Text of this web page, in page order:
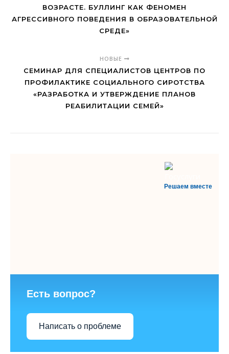
ВОЗРАСТЕ. БУЛЛИНГ КАК ФЕНОМЕН
АГРЕССИВНОГО ПОВЕДЕНИЯ В ОБРАЗОВАТЕЛЬНОЙ
СРЕДЕ»
НОВЫЕ
СЕМИНАР ДЛЯ СПЕЦИАЛИСТОВ ЦЕНТРОВ ПО
ПРОФИЛАКТИКЕ СОЦИАЛЬНОГО СИРОТСТВА
«РАЗРАБОТКА И УТВЕРЖДЕНИЕ ПЛАНОВ
РЕАБИЛИТАЦИИ СЕМЕЙ»
Решаем вместе
Есть вопрос?
Написать о проблеме